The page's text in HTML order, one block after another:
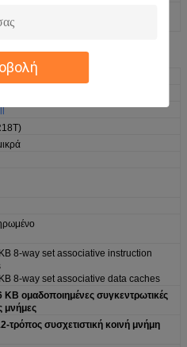
2013 (ανακοίνωση)
8-way set associative instruction
8-way set associative data caches
KB ομαδοποιημένες συγκεντρωτικές
μνήμες
τρόπος συσχετιστική κοινή μνήμη